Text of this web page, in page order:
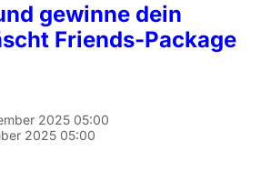
gewinne dein
Friends-Package
2025 05:00
2025 05:00